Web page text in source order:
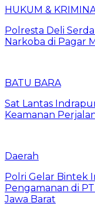
HUKUM &
Polresta Deli
Narkoba di Pagar
BATU BARA
Sat Lantas
Keamanan
Daerah
Polri Gelar Bintek
Pengamanan di
Jawa Barat